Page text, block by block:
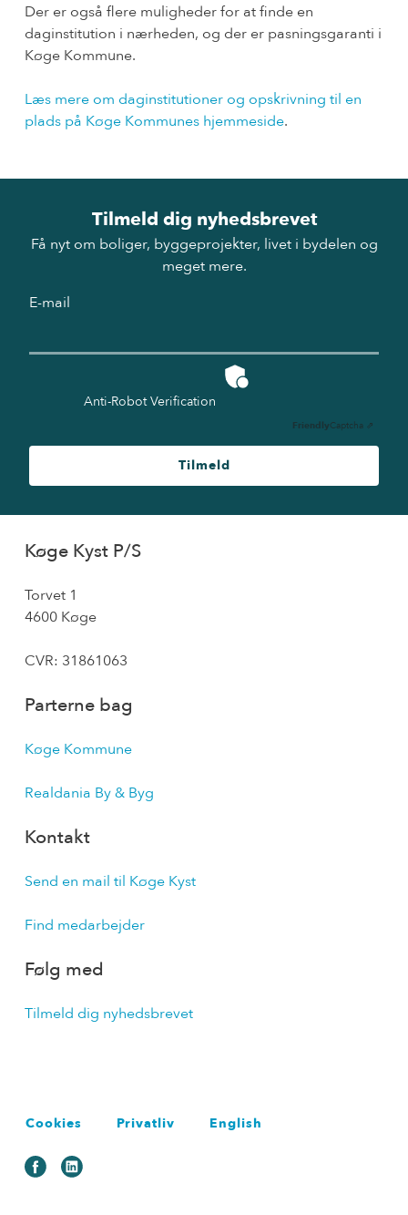
Der er også flere muligheder for at finde en
daginstitution i nærheden, og der er pasningsgaranti i
Køge Kommune.
Læs mere om daginstitutioner og opskrivning til en
plads på Køge Kommunes hjemmeside.
Tilmeld dig nyhedsbrevet
Få nyt om boliger, byggeprojekter, livet i bydelen og
meget mere.
E-mail
Anti-Robot Verification
FriendlyCaptcha ⇗
Tilmeld
Køge Kyst P/S
Torvet 1
4600 Køge
CVR: 31861063
Parterne bag
Køge Kommune
Realdania By & Byg
Kontakt
Send en mail til Køge Kyst
Find medarbejder
Følg med
Tilmeld dig nyhedsbrevet
Cookies Privatliv English